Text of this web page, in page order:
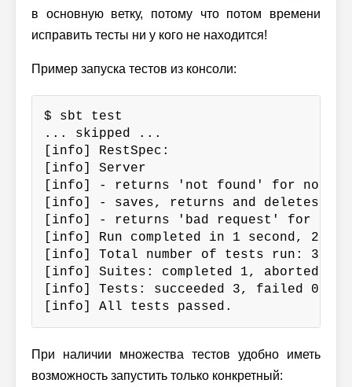
в основную ветку, потому что потом времени
исправить тесты ни у кого не находится!
Пример запуска тестов из консоли:
$ sbt test
... skipped ...
[info] RestSpec:
[info] Server
[info] - returns 'not found' for non-
[info] - saves, returns and deletes
[info] - returns 'bad request' for bad
[info] Run completed in 1 second, 203
[info] Total number of tests run: 3
[info] Suites: completed 1, aborted 0
[info] Tests: succeeded 3, failed 0,
[info] All tests passed.
При наличии множества тестов удобно иметь
возможность запустить только конкретный: